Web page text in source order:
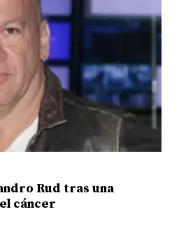
Rud tras una
cáncer